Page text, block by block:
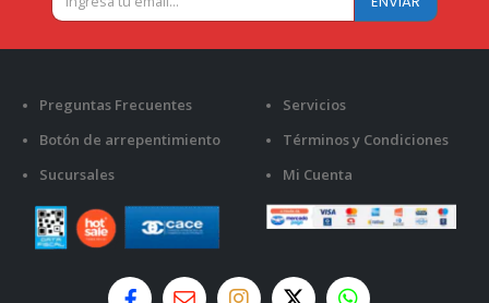
Preguntas Frecuentes
Botón de arrepentimiento
Sucursales
Servicios
Términos y Condiciones
Mi Cuenta